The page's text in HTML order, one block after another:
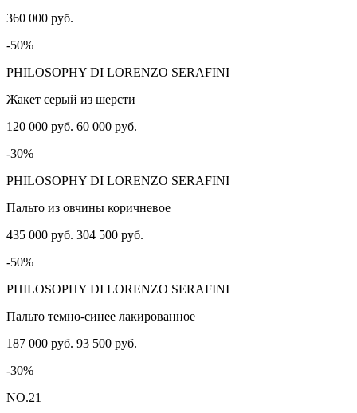
360 000 руб.
-50%
PHILOSOPHY DI LORENZO SERAFINI
Жакет серый из шерсти
120 000 руб. 60 000 руб.
-30%
PHILOSOPHY DI LORENZO SERAFINI
Пальто из овчины коричневое
435 000 руб. 304 500 руб.
-50%
PHILOSOPHY DI LORENZO SERAFINI
Пальто темно-синее лакированное
187 000 руб. 93 500 руб.
-30%
NO.21